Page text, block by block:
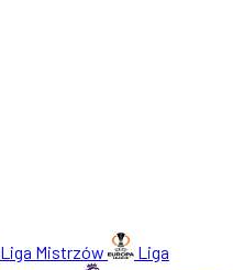
Liga Mistrzów
Liga